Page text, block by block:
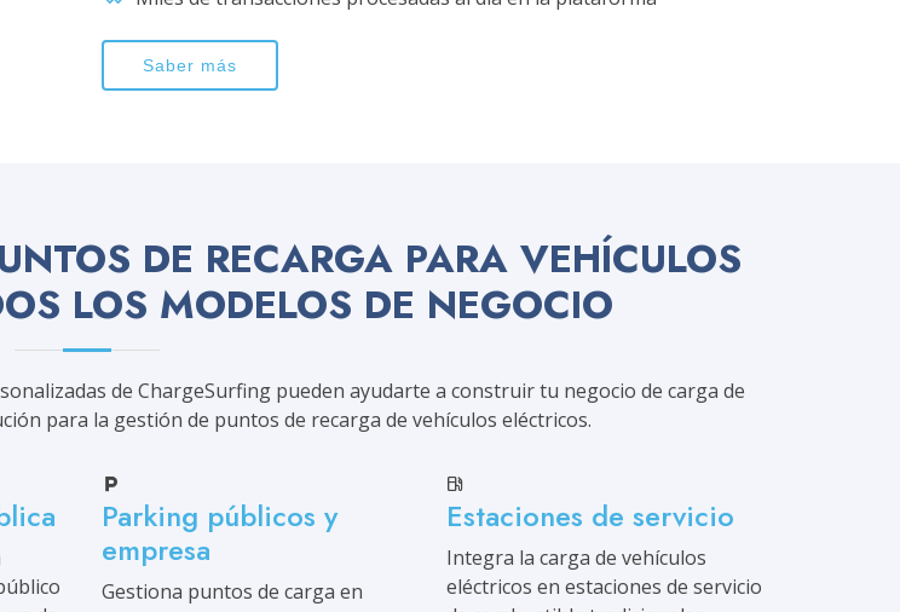
Saber más
DE RECARGA PARA VEHÍCULOS
LOS MODELOS DE NEGOCIO
de ChargeSurfing pueden ayudarte a construir tu negocio de carga de
para la gestión de puntos de recarga de vehículos eléctricos.
Parking públicos y
empresa
Gestiona puntos de carga en
Estaciones de servicio
Integra la carga de vehículos
eléctricos en estaciones de servicio